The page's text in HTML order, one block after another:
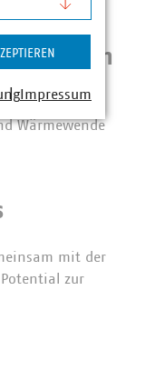
morgen
Wärmewende
mit der
Potential zur
Impressum